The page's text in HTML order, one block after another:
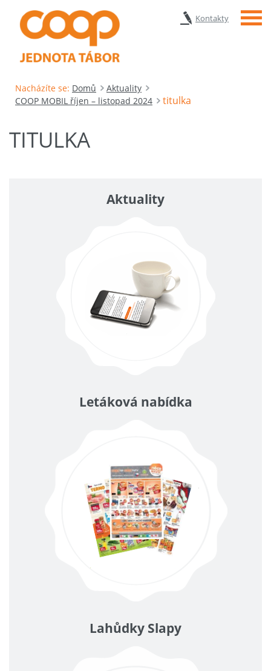
Kontakty Menu
Nacházíte se: Domů
Aktuality
COOP MOBIL říjen – listopad 2024
titulka
TITULKA
Aktuality
Letáková nabídka
Lahůdky Slapy